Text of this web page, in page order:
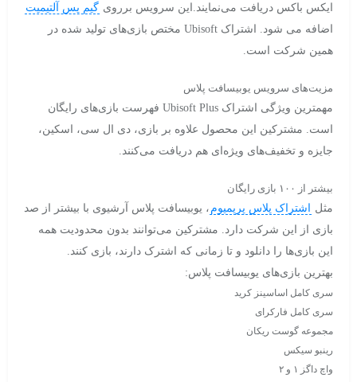
ایکس باکس دریافت می‌نمایند.این سرویس برروی گیم پس آلتیمیت
اضافه می شود. اشتراک Ubisoft مختص بازی‌های تولید شده در
همین شرکت است.
مزیت‌های سرویس یوبیسافت پلاس
مهمترین ویژگی اشتراک Ubisoft Plus فهرست بازی‌های رایگان
است. مشترکین این محصول علاوه بر بازی، دی ال سی، اسکین،
جایزه و تخفیف‌های ویژه‌ای هم دریافت می‌کنند.
بیشتر از ۱۰۰ بازی رایگان
مثل اشتراک پلاس پریمیوم ، یوبیسافت پلاس آرشیوی با بیشتر از صد
بازی از این شرکت دارد. مشترکین می‌توانند بدون محدودیت همه
این بازی‌ها را دانلود و تا زمانی که اشترک دارند، بازی کنند.
بهترین بازی‌های یوبیسافت پلاس:
سری کامل اساسینز کرید
سری کامل فارکرای
مجموعه گوست ریکان
رینبو سیکس
واچ داگز ۱ و ۲